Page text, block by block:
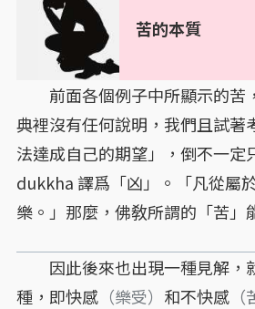
苦的本質
前面各個例子中所顯示的苦
典裡沒有任何說明，我們且試
法達成自己的期望」，倒不一
dukkha 譯爲「凶」。「凡從屬
樂。」那麼，佛敎所謂的「苦」
因此後來也出現一種見解，
種，即快感 （樂受） 和不快感